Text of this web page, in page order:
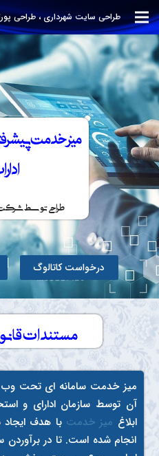
طراحی سایت شهرداری ، طراحی
میز خدمت
طراحی توسط شرکت
درخواست کاتالوگ
مستندات
میز خدمت سامانه ای تحت وب
آن توسط سازمان ادارای و
ابلاغ میز خدمت با هدف ایجاد
انجام شده است. تا در